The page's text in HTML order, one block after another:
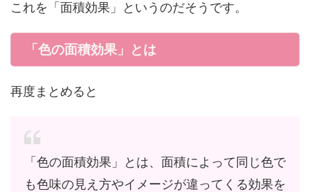
これを「面積効果」というのだそうです。
「色の面積効果」とは
再度まとめると
「色の面積効果」とは、面積によって同じ色で
も色味の見え方やイメージが違ってくる効果を